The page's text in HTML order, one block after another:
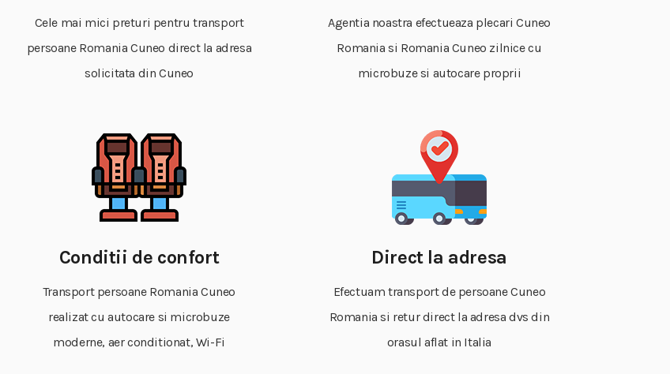
Cele mai mici preturi pentru transport
persoane Romania Cuneo direct la adresa
solicitata din Cuneo
Agentia noastra efectueaza plecari Cuneo
Romania si Romania Cuneo zilnice cu
microbuze si autocare proprii
Conditii de confort
Transport persoane Romania Cuneo
realizat cu autocare si microbuze
moderne, aer conditionat, Wi-Fi
Direct la adresa
Efectuam transport de persoane Cuneo
Romania si retur direct la adresa dvs din
orasul aflat in Italia